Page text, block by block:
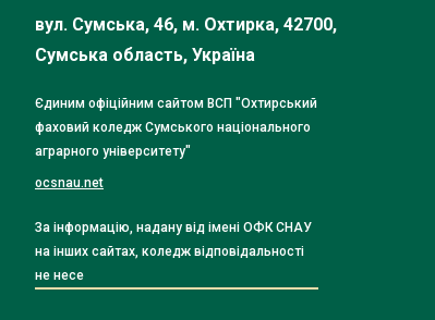
вул. Сумська, 46, м. Охтирка, 42700,
Сумська область, Україна
Єдиним офіційним сайтом ВСП "Охтирський
фаховий коледж Сумського національного
аграрного університету"
ocsnau.net
За інформацію, надану від імені ОФК СНАУ
на інших сайтах, коледж відповідальності
не несе